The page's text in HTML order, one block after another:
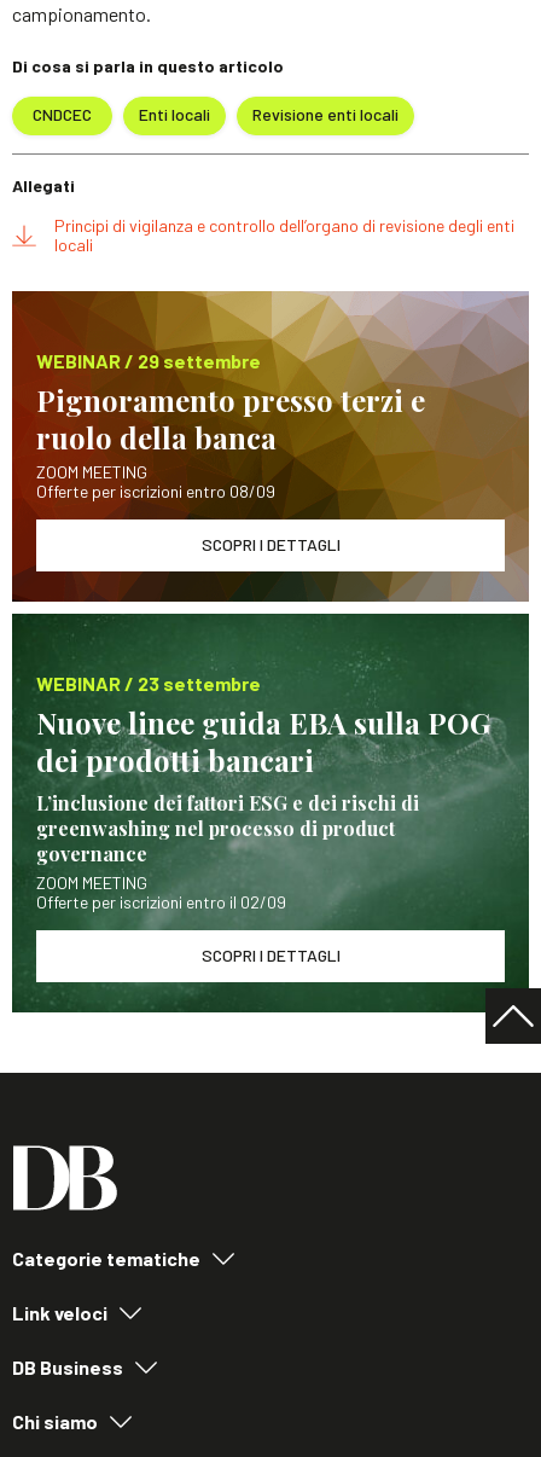
campionamento.
Di cosa si parla in questo articolo
CNDCEC Enti locali Revisione enti locali
Allegati
Principi di vigilanza e controllo dell’organo di revisione degli enti
locali
WEBINAR / 29 settembre
Pignoramento presso terzi e
ruolo della banca
ZOOM MEETING
Offerte per iscrizioni entro 08/09
SCOPRI I DETTAGLI
WEBINAR / 23 settembre
Nuove linee guida EBA sulla POG
dei prodotti bancari
L’inclusione dei fattori ESG e dei rischi di
greenwashing nel processo di product
governance
ZOOM MEETING
Offerte per iscrizioni entro il 02/09
SCOPRI I DETTAGLI
Categorie tematiche
Link veloci
DB Business
Chi siamo